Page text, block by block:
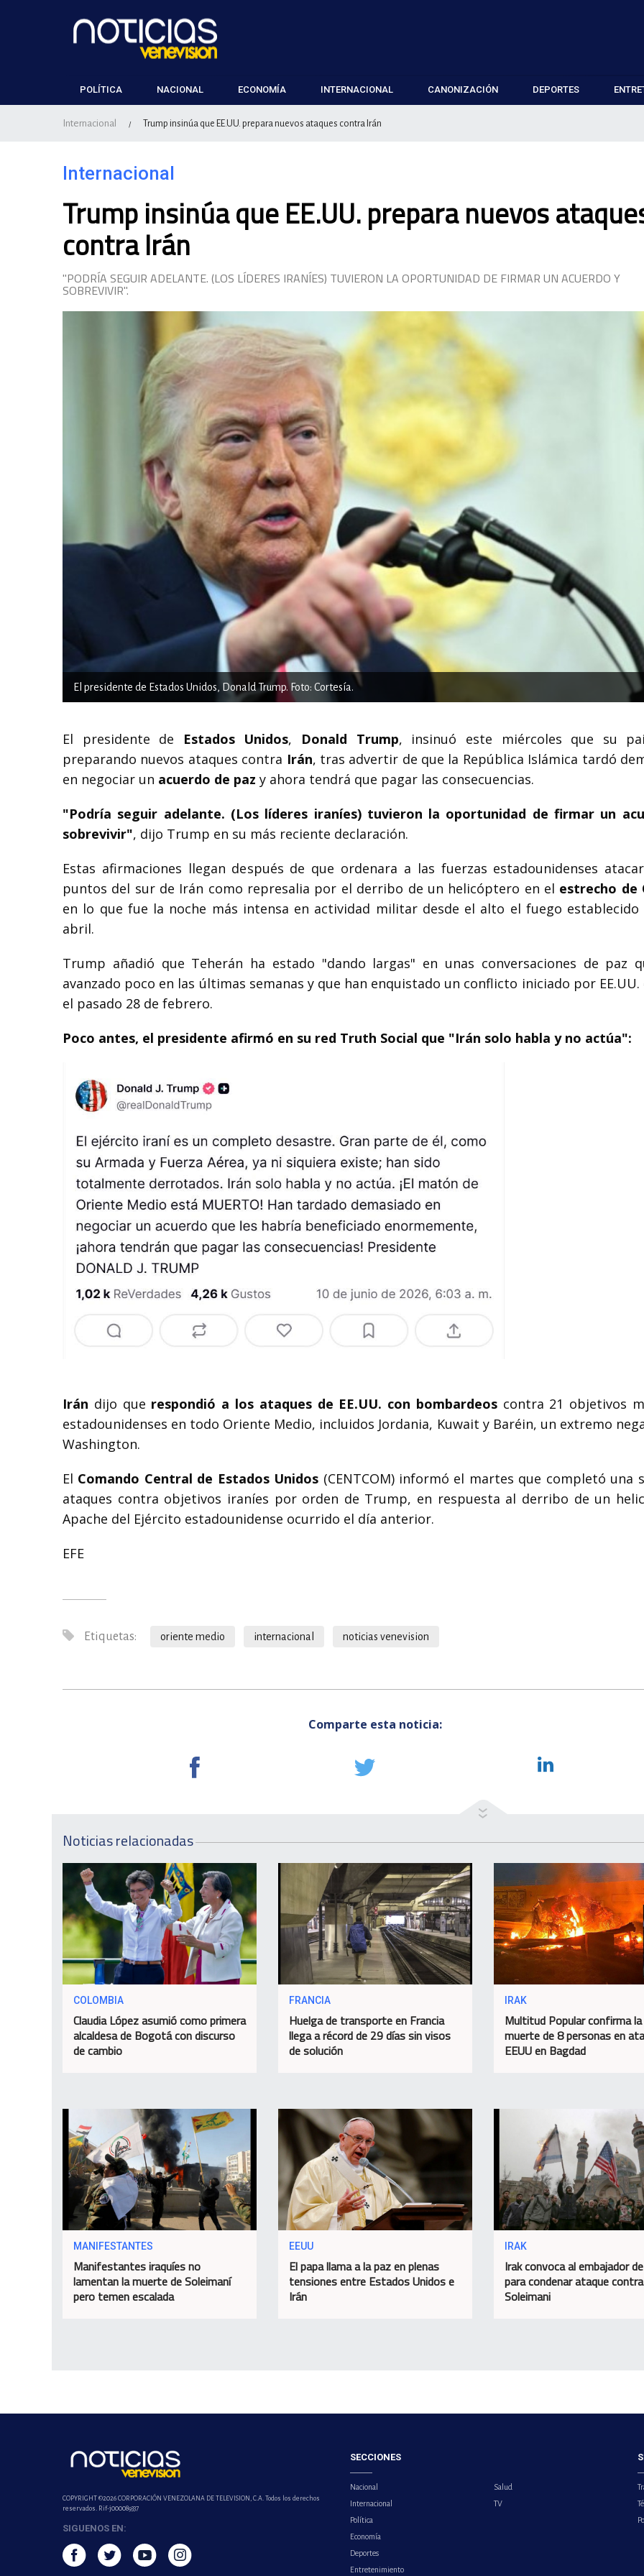
POLÍTICA NACIONAL ECONOMÍA INTERNACIONAL CANONIZACIÓN DEPORTES
Internacional / Trump insinúa que EE.UU. prepara nuevos ataques contra Irán
Internacional
Trump insinúa que EE.UU. prepara nuevos
contra Irán
"PODRÍA SEGUIR ADELANTE. (LOS LÍDERES IRANÍES) TUVIERON LA OPORTUNIDAD DE FIRMAR UN ACUERDO Y
SOBREVIVIR".
El presidente de Estados Unidos, Donald Trump. Foto: Cortesía.
El presidente de Estados Unidos, Donald Trump, insinuó este miércoles que su
preparando nuevos ataques contra Irán, tras advertir de que la República Islámica tardó
en negociar un acuerdo de paz y ahora tendrá que pagar las consecuencias.
"Podría seguir adelante. (Los líderes iraníes) tuvieron la oportunidad de firmar un
sobrevivir", dijo Trump en su más reciente declaración.
Estas afirmaciones llegan después de que ordenara a las fuerzas estadounidenses
puntos del sur de Irán como represalia por el derribo de un helicóptero en el estrecho de
en lo que fue la noche más intensa en actividad militar desde el alto el fuego establecido
abril.
Trump añadió que Teherán ha estado "dando largas" en unas conversaciones de paz
avanzado poco en las últimas semanas y que han enquistado un conflicto iniciado por EE.UU.
el pasado 28 de febrero.
Poco antes, el presidente afirmó en su red Truth Social que "Irán solo habla y no actúa":
Irán dijo que respondió a los ataques de EE.UU. con bombardeoscontra 21 objetivos
estadounidenses en todo Oriente Medio, incluidos Jordania, Kuwait y Baréin, un extremo
Washington.
El Comando Central de Estados Unidos (CENTCOM) informó el martes que completó una
ataques contra objetivos iraníes por orden de Trump, en respuesta al derribo de un
Apache del Ejército estadounidense ocurrido el día anterior.
EFE
Etiquetas: oriente medio internacional noticias venevision
Comparte esta noticia:
Noticias relacionadas
COLOMBIA
Claudia López asumió como primera
alcaldesa de Bogotá con discurso
de cambio
FRANCIA
Huelga de transporte en Francia
llega a récord de 29 días sin visos
de solución
IRAK
Multitud Popular confirma la
muerte de 8 personas en
EEUU en Bagdad
MANIFESTANTES
Manifestantes iraquíes no
lamentan la muerte de Soleimaní
pero temen escalada
EEUU
El papa llama a la paz en plenas
tensiones entre Estados Unidos e
Irán
IRAK
Irak convoca al embajador
para condenar ataque contra
Soleimani
COPYRIGHT ©2026 CORPORACIÓN VENEZOLANA DE TELEVISION, C.A. Todos los derechos
reservados. Rif-j000089337
SIGUENOS EN:
SECCIONES
Nacional
Internacional
Política
Economía
Deportes
Entretenimiento
Salud
TV